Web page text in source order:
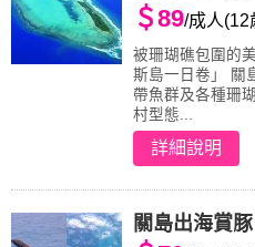
＄89/成人(12
被珊瑚礁包圍的
斯島一日卷」 關
帶魚群及各種珊
村型態...
詳細說明
關島出海賞